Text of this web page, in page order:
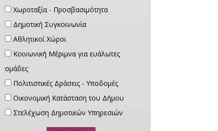
Χωροταξία - Προσβασιμότητα
Δημοτική Συγκοινωνία
Αθλητικοί Χώροι
Κοινωνική Μέριμνα για ευάλωτες
ομάδες
Πολιτιστικές Δράσεις - Υποδομές
Οικονομική Κατάσταση του Δήμου
Στελέχωση Δημοτικών Υπηρεσιών